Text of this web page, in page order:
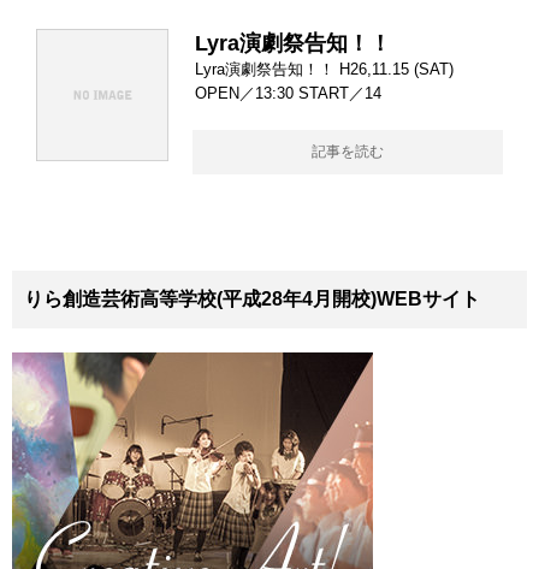
Lyra演劇祭告知！！
Lyra演劇祭告知！！ H26,11.15 (SAT)
OPEN／13:30 START／14
記事を読む
りら創造芸術高等学校(平成28年4月開校)WEBサイト